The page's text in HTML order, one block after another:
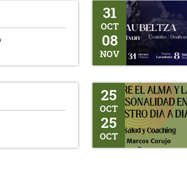
Gaubeltza
31
OCT
08
NOV
Salud y Coaching
25
OCT
25
OCT